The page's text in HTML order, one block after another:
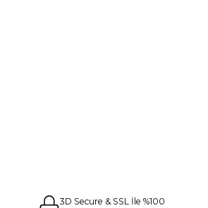
3D Secure & SSL İle %100